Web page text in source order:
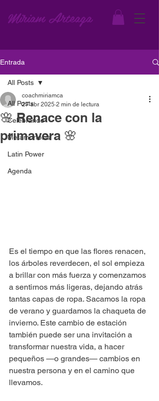
Miriam Arteaga
Entrada
All Posts
Celebrando
Metamorfosis
Latin Power
Agenda
All Posts
🌸 Renace con la
primavera 🌸
coachmiriamca
27 abr 2025 2 min de lectura
Es el tiempo en que las flores renacen,
los árboles reverdecen, el sol empieza
a brillar con más fuerza y comenzamos
a sentirnos más ligeras, dejando atrás
tantas capas de ropa. Sacamos la ropa
de verano y guardamos la chaqueta de
invierno. Este cambio de estación
también puede ser una invitación a
transformar nuestra vida, a hacer
pequeños —o grandes— cambios en
nuestra persona y en el camino que
llevamos.